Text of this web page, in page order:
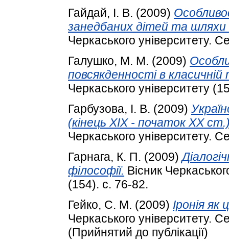
Гайдай, І. В. (2009)
занедбаних дітей та шляхи
Черкаського університету.
Галушко, М. М. (2009)
повсякденності в
Черкаського університету
Гарбузова, І. В. (2009)
(кінець ХІХ - початок ХХ
Черкаського університету.
Гарнага, К. П. (2009)
філософії. Вісник
(154). с. 76-82.
Гейко, С. М. (2009) Іронія як
Черкаського університету.
(Прийнятий до публікації)